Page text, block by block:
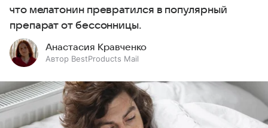
что мелатонин превратился в популярный
препарат от бессонницы.
Анастасия Кравченко
Автор BestProducts Mail